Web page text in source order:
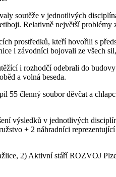
soutěže v jednotlivých
Relativně největší
prostředků, kteří hovořili s
i závodníci bojovali ze všech
i rozhodčí odebrali do
a volná beseda.
55 členný soubor děvčat a
výsledků v jednotlivých
+ 2 náhradníci
2) Aktivní stáří ROZVOJ